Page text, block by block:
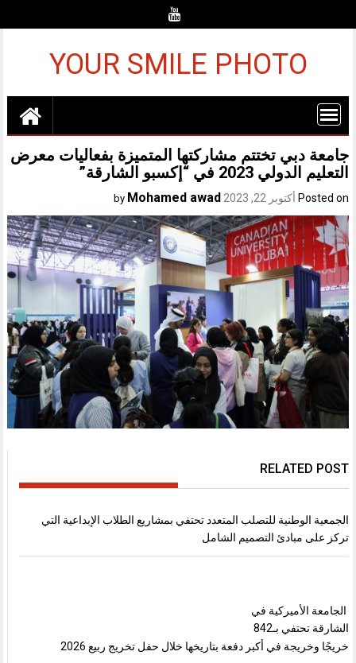
YOUR SMILE PHOTO
جامعة دبي تختتم مشاركتها المتميزة بفعاليات معرض
التعليم الدولي 2023 في “إكسبو الشارقة”
Posted on أكتوبر 22, 2023 Mohamed awad
RELATED POST
الجمعية الوطنية للتصلب المتعدد تحتفي بمشاريع الطلاب الإبداعية التي
تركز على مبادئ التصميم الشامل
الجامعة الأميركية في
الشارقة تحتفي بـ842
خريجًا وخريجة في أكبر دفعة بتاريخها خلال حفل تخريج ربيع 2026